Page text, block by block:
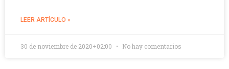
LEER ARTÍCULO »
30 de noviembre de 2020+02:00 No hay comentarios